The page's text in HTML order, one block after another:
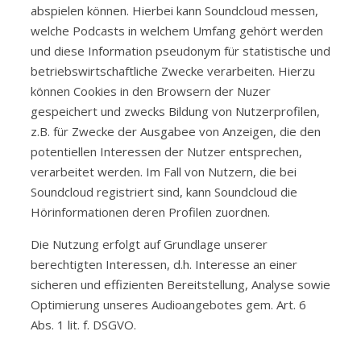
abspielen können. Hierbei kann Soundcloud messen,
welche Podcasts in welchem Umfang gehört werden
und diese Information pseudonym für statistische und
betriebswirtschaftliche Zwecke verarbeiten. Hierzu
können Cookies in den Browsern der Nuzer
gespeichert und zwecks Bildung von Nutzerprofilen,
z.B. für Zwecke der Ausgabee von Anzeigen, die den
potentiellen Interessen der Nutzer entsprechen,
verarbeitet werden. Im Fall von Nutzern, die bei
Soundcloud registriert sind, kann Soundcloud die
Hörinformationen deren Profilen zuordnen.
Die Nutzung erfolgt auf Grundlage unserer
berechtigten Interessen, d.h. Interesse an einer
sicheren und effizienten Bereitstellung, Analyse sowie
Optimierung unseres Audioangebotes gem. Art. 6
Abs. 1 lit. f. DSGVO.